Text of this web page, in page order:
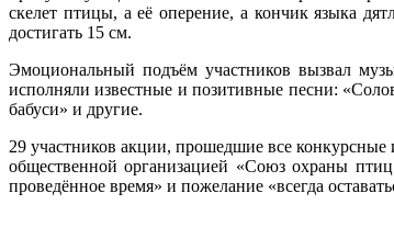
скелет птицы, а её оперение, а кончик языка
достигать 15 см.
Эмоциональный подъём участников вызвал
исполняли известные и позитивные песни:
бабуси» и другие.
29 участников акции, прошедшие все
общественной организацией «Союз охраны
проведённое время» и пожелание «всегда